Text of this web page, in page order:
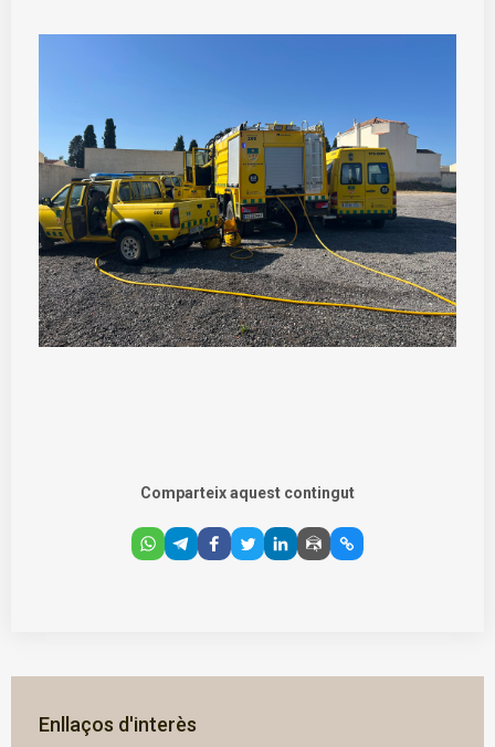
Comparteix aquest contingut
Enllaços d'interès